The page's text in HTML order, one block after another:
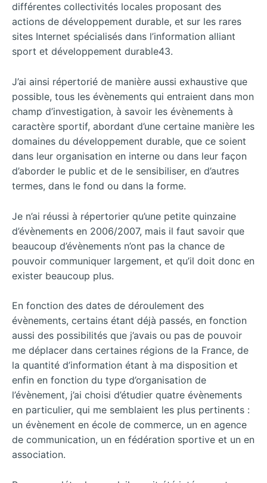
différentes collectivités locales proposant des
actions de développement durable, et sur les rares
sites Internet spécialisés dans l’information alliant
sport et développement durable43.
J’ai ainsi répertorié de manière aussi exhaustive que
possible, tous les évènements qui entraient dans mon
champ d’investigation, à savoir les évènements à
caractère sportif, abordant d’une certaine manière les
domaines du développement durable, que ce soient
dans leur organisation en interne ou dans leur façon
d’aborder le public et de le sensibiliser, en d’autres
termes, dans le fond ou dans la forme.
Je n’ai réussi à répertorier qu’une petite quinzaine
d’évènements en 2006/2007, mais il faut savoir que
beaucoup d’évènements n’ont pas la chance de
pouvoir communiquer largement, et qu’il doit donc en
exister beaucoup plus.
En fonction des dates de déroulement des
évènements, certains étant déjà passés, en fonction
aussi des possibilités que j’avais ou pas de pouvoir
me déplacer dans certaines régions de la France, de
la quantité d’information étant à ma disposition et
enfin en fonction du type d’organisation de
l’évènement, j’ai choisi d’étudier quatre évènements
en particulier, qui me semblaient les plus pertinents :
un évènement en école de commerce, un en agence
de communication, un en fédération sportive et un en
association.